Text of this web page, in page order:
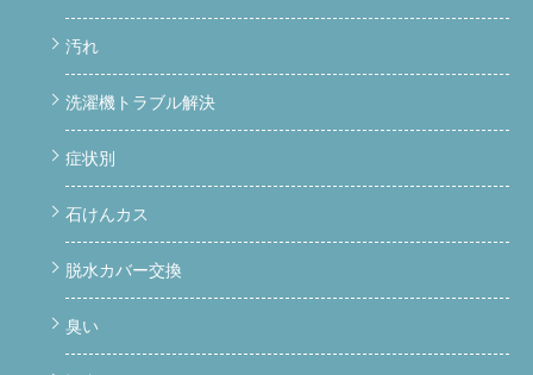
汚れ
洗濯機トラブル解決
症状別
石けんカス
脱水カバー交換
臭い